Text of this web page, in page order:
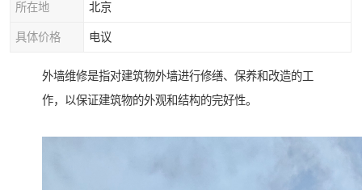
所在地 北京
具体价格 电议
外墙维修是指对建筑物外墙进行修缮、保养和改造的工
作，以保证建筑物的外观和结构的完好性。